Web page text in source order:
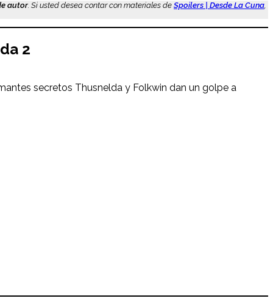
autor. Si usted desea contar con materiales de Spoilers | Desde La Cuna,
2
secretos Thusnelda y Folkwin dan un golpe a